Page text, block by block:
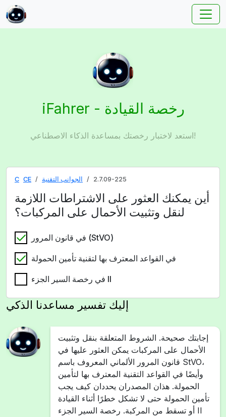
iFahrer - رخصة القيادة
استعد لاختبار رخصتك بمساعدة الذكاء الاصطناعي!
C CE الجوانب التقنية 2.7.09-225
أين يمكنك العثور على الاشتراطات اللازمة
لنقل وتثبيت الأحمال على المركبات؟
في قانون المرور (StVO)
في القواعد المعترف بها لتقنية تأمين الحمولة
في رخصة السير الجزء II
إليك تفسير مساعدنا الذكي
إجابتك صحيحة. الشروط المتعلقة بنقل وتثبيت
الأحمال على المركبات يمكن العثور عليها في
قانون المرور الألماني المعروف باسم StVO،
وأيضًا في القواعد التقنية المعترف بها لتأمين
الحمولة. هذان المصدران يحددان كيف يجب
تأمين الحمولة حتى لا تشكل خطرًا أثناء القيادة
أو تسقط من المركبة. رخصة السير الجزء II